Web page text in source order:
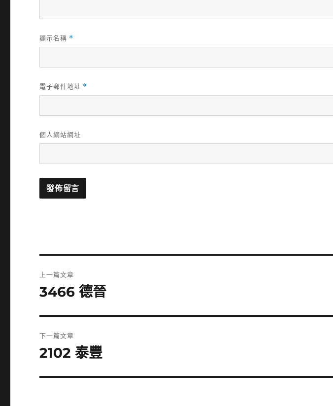
顯示名稱 *
電子郵件地址 *
個人網站網址
章
上一篇文章
上
篇
文
3466 德晉
下一篇文章
下
篇
2102 泰豐